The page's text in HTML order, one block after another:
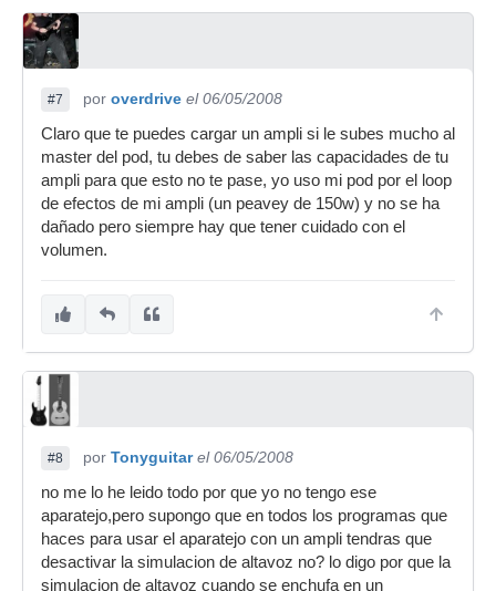
#7 por overdrive el 06/05/2008
Claro que te puedes cargar un ampli si le subes mucho al
master del pod, tu debes de saber las capacidades de tu
ampli para que esto no te pase, yo uso mi pod por el loop
de efectos de mi ampli (un peavey de 150w) y no se ha
dañado pero siempre hay que tener cuidado con el
volumen.
#8 por Tonyguitar el 06/05/2008
no me lo he leido todo por que yo no tengo ese
aparatejo,pero supongo que en todos los programas que
haces para usar el aparatejo con un ampli tendras que
desactivar la simulacion de altavoz no? lo digo por que la
simulacion de altavoz cuando se enchufa en un